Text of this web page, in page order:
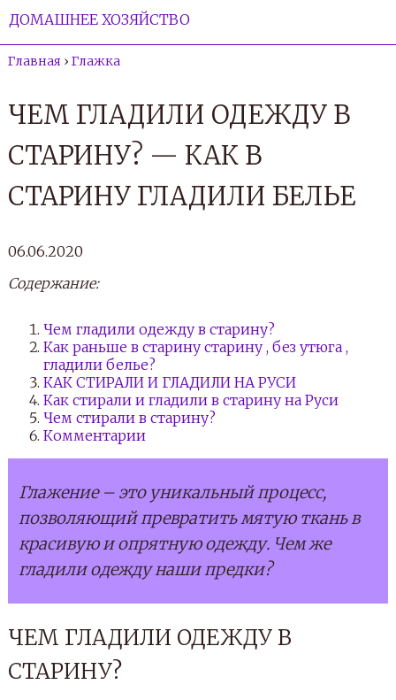
ДОМАШНЕЕ ХОЗЯЙСТВО
Главная › Глажка
ЧЕМ ГЛАДИЛИ ОДЕЖДУ В
СТАРИНУ? — КАК В
СТАРИНУ ГЛАДИЛИ БЕЛЬЕ
06.06.2020
Содержание:
Чем гладили одежду в старину?
Как раньше в старину старину , без утюга ,
гладили белье?
КАК СТИРАЛИ И ГЛАДИЛИ НА РУСИ
Как стирали и гладили в старину на Руси
Чем стирали в старину?
Комментарии
Глажение – это уникальный процесс,
позволяющий превратить мятую ткань в
красивую и опрятную одежду. Чем же
гладили одежду наши предки?
ЧЕМ ГЛАДИЛИ ОДЕЖДУ В
СТАРИНУ?